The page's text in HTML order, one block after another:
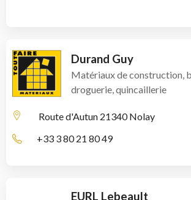
Durand Guy
Matériaux de construction,
droguerie, quincaillerie
Route d'Autun 21340 Nolay
+33 3 80 21 80 49
EURL Lebeault